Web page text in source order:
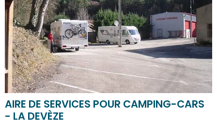
AIRE DE SERVICES POUR CAMPING-CARS
- LA DEVÈZE